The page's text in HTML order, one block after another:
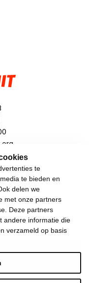
te
te bieden en
delen we
met onze partners
Deze partners
andere informatie die
verzameld op basis